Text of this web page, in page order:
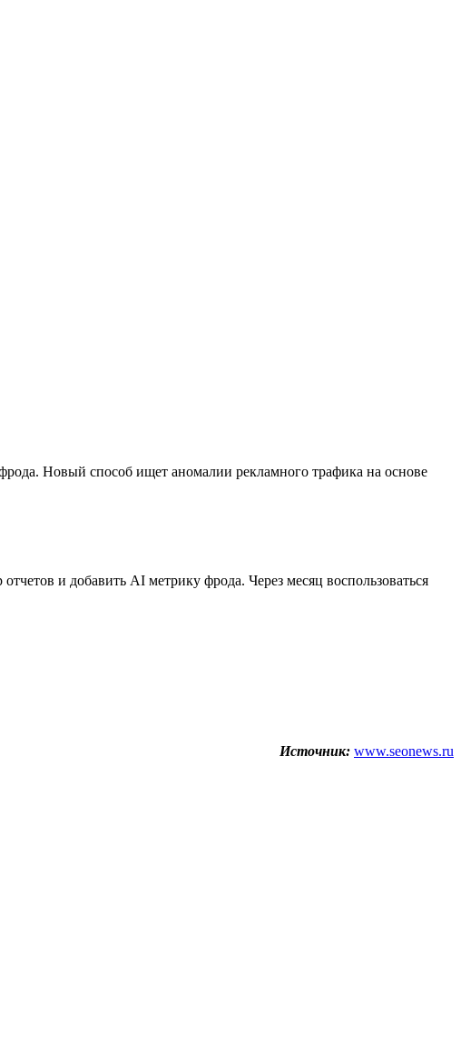
Новый способ ищет аномалии рекламного трафика на основе
и добавить AI метрику фрода. Через месяц воспользоваться
Источник: www.seonews.ru